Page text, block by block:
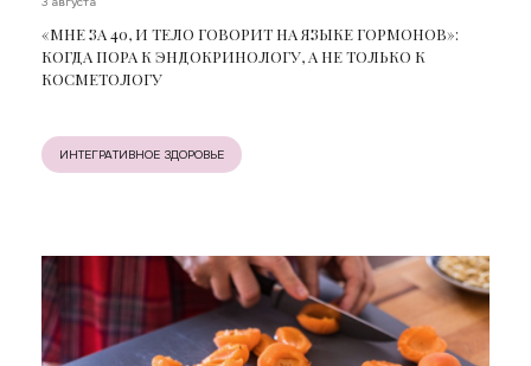
«МНЕ ЗА 40, И ТЕЛО ГОВОРИТ НА ЯЗЫКЕ ГОРМОНОВ»:
КОГДА ПОРА К ЭНДОКРИНОЛОГУ, А НЕ ТОЛЬКО К
КОСМЕТОЛОГУ
ИНТЕГРАТИВНОЕ ЗДОРОВЬЕ